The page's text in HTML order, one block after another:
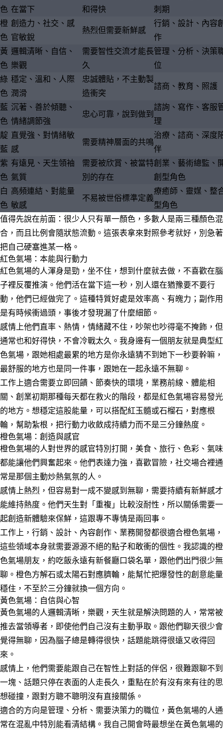
色 在當下
和得快
刺期
橙
色
創造力、社交、感
官敏銳
熱烈但需要新鮮感
行銷、設計、內容
作
黃
色
邏輯清晰、自信、
樂觀
需要智性交流才能長
久
管理、分析、決策
位
綠
色
穩定、溫和、人際
潤滑
忠誠體貼，不主動製
造衝突
諮商、教育、照護
藍
色
沉著、善於傾聽、
情緒調節強
忠心可靠，說到做到
諮詢、寫作、客服
理
靛
藍
直覺強、對情緒敏
感
需要精神層面的共鳴
治療、諮商、深度
伴
紫
色
有遠見、天生領袖
氣質
需要被欣賞、被當特
別的存在
創業、藝術總監、
創型角色
白
色
高頻連結、對能量
敏感
不易被世俗標準定義
療癒師、靈媒、整
型角色
值得先說在前面：很少人只有單一顏色，多數人是兩三種顏色混
合，而且比例會隨狀態流動。這張表拿來對照參考就好，別急著
把自己硬塞進某一格。
紅色氣場：本能與行動力
紅色氣場的人渾身是勁，坐不住，想到什麼就去做，不喜歡在腦
子裡反覆推演。他們活在當下這一秒，別人還在猶豫要不要行
動，他們已經做完了。這種特質好處是效率高、有魄力；副作用
是有時候衝過頭，事後才發現漏了什麼細節。
感情上他們直率、熱情，情緒藏不住，吵架也吵得毫不掩飾，但
通常也和好得快，不會冷戰太久。我身邊有一個朋友就是典型紅
色氣場，跟她相處最累的地方是你永遠猜不到她下一秒要幹嘛，
最舒服的地方也是同一件事，跟她在一起永遠不無聊。
工作上適合需要立即回饋、節奏快的環境，業務前線、體能相
關、創業初期那種每天都在救火的階段，都是紅色氣場容易發光
的地方。想穩定這股能量，可以搭配紅玉髓或石榴石，對應根
輪，幫助紮根，把行動力收斂成持續力而不是三分鐘熱度。
橙色氣場：創造與感官
橙色氣場的人對世界的感官特別打開，美食、旅行、色彩、氣味
都能讓他們興奮起來。他們表達力強，喜歡冒險，社交場合裡通
常是那個主動炒熱氣氛的人。
感情上熱烈，但容易對一成不變感到無聊，需要持續有新鮮感才
能維持熱度。他們天生對「重複」比較沒耐性，所以關係需要一
起創造新體驗來保鮮，這跟專不專情是兩回事。
工作上，行銷、設計、內容創作、業務開發都很適合橙色氣場，
這些領域本身就需要源源不絕的點子和敢衝的個性。我認識的橙
色氣場朋友，約吃飯永遠有新餐廳口袋名單，跟他們出門很少無
聊。橙色方解石或太陽石對應臍輪，能幫忙把爆發性的創意能量
穩住，不至於三分鐘就換一個方向。
黃色氣場：自信與心智
黃色氣場的人邏輯清晰，樂觀，天生就是解決問題的人，常常被
推去當領導者，即使他們自己沒有主動爭取。跟他們聊天很少會
覺得無聊，因為腦子總是轉得很快，話題能跳得很遠又收得回
來。
感情上，他們需要能跟自己在智性上對話的伴侶，很難跟聊不到
一塊、話題只停在表面的人走長久，重點在於有沒有來有往的思
想碰撞，跟對方聰不聰明沒有直接關係。
適合的方向是管理、分析、需要決策力的職位，黃色氣場的人通
常在混亂中特別能看清結構。我自己開會時最想坐在黃色氣場的